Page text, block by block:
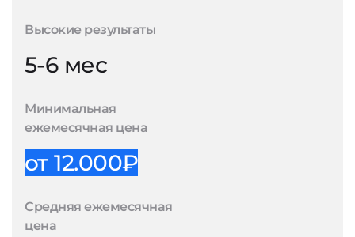
Высокие результаты
5-6 мес
Минимальная
ежемесячная цена
от 12.000₽
Средняя ежемесячная
цена